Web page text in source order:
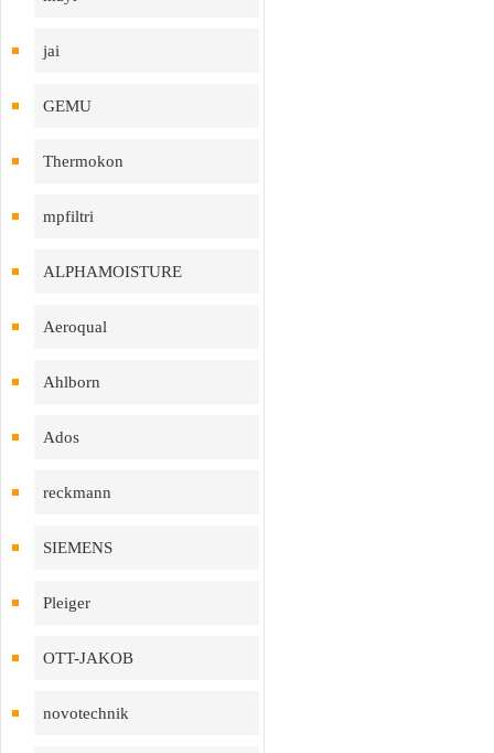
jai
GEMU
Thermokon
mpfiltri
ALPHAMOISTURE
Aeroqual
Ahlborn
Ados
reckmann
SIEMENS
Pleiger
OTT-JAKOB
novotechnik